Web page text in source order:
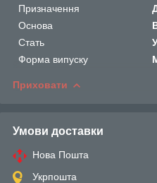
Призначення
Основа
Стать
Форма випуску
Приховати
Умови доставки
Нова Пошта
Укрпошта